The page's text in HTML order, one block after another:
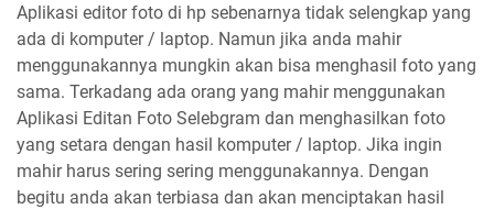
Aplikasi editor foto di hp sebenarnya tidak selengkap yang
ada di komputer / laptop. Namun jika anda mahir
menggunakannya mungkin akan bisa menghasil foto yang
sama. Terkadang ada orang yang mahir menggunakan
Aplikasi Editan Foto Selebgram dan menghasilkan foto
yang setara dengan hasil komputer / laptop. Jika ingin
mahir harus sering sering menggunakannya. Dengan
begitu anda akan terbiasa dan akan menciptakan hasil